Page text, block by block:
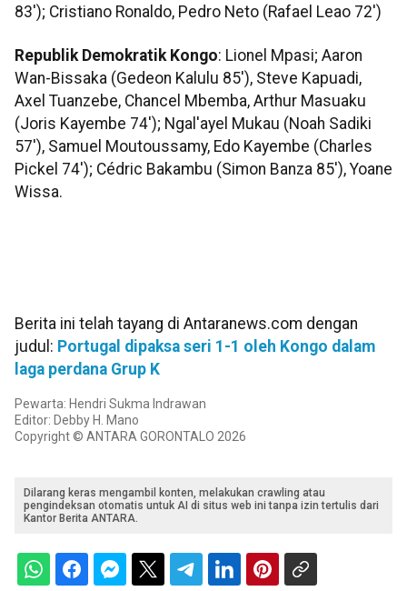
83'); Cristiano Ronaldo, Pedro Neto (Rafael Leao 72')
Republik Demokratik Kongo: Lionel Mpasi; Aaron
Wan-Bissaka (Gedeon Kalulu 85'), Steve Kapuadi,
Axel Tuanzebe, Chancel Mbemba, Arthur Masuaku
(Joris Kayembe 74'); Ngal'ayel Mukau (Noah Sadiki
57'), Samuel Moutoussamy, Edo Kayembe (Charles
Pickel 74'); Cédric Bakambu (Simon Banza 85'), Yoane
Wissa.
Berita ini telah tayang di Antaranews.com dengan
judul: Portugal dipaksa seri 1-1 oleh Kongo dalam
laga perdana Grup K
Pewarta: Hendri Sukma Indrawan
Editor: Debby H. Mano
Copyright © ANTARA GORONTALO 2026
Dilarang keras mengambil konten, melakukan crawling atau
pengindeksan otomatis untuk AI di situs web ini tanpa izin tertulis dari
Kantor Berita ANTARA.